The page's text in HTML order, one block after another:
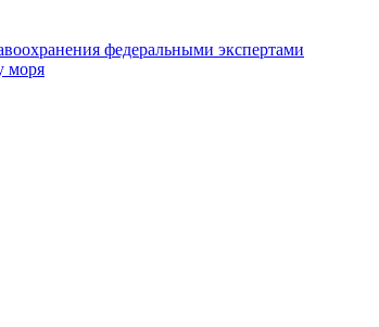
федеральными экспертами
моря